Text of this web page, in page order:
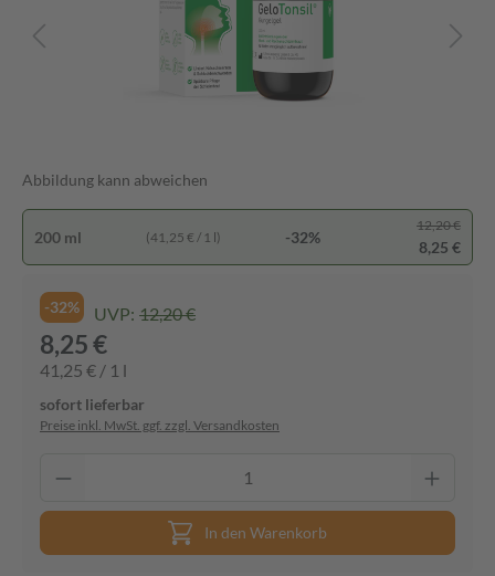
Abbildung kann abweichen
200 ml (41,25 € / 1 l) -32%
12,20 €
8,25 €
-32% UVP: 12,20 €
8,25 €
41,25 € / 1 l
sofort lieferbar
Preise inkl. MwSt. ggf. zzgl. Versandkosten
In den Warenkorb